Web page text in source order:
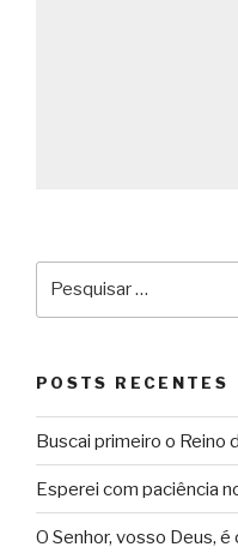
POSTS RECENTES
Buscai primeiro o Reino
Esperei com paciência
O Senhor, vosso Deus,